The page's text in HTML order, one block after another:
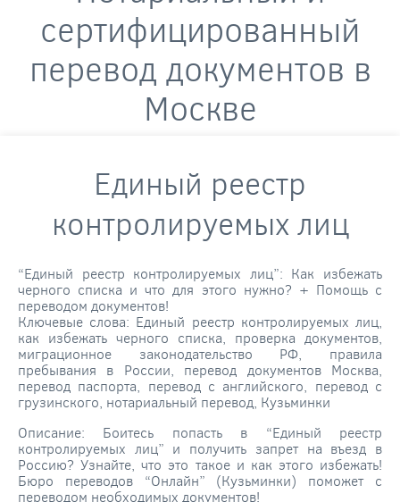
сертифицированный
перевод документов в
Москве
Единый реестр
контролируемых лиц
“Единый реестр контролируемых лиц”: Как избежать
черного списка и что для этого нужно? + Помощь с
переводом документов!
Ключевые слова: Единый реестр контролируемых лиц,
как избежать черного списка, проверка документов,
миграционное законодательство РФ, правила
пребывания в России, перевод документов Москва,
перевод паспорта, перевод с английского, перевод с
грузинского, нотариальный перевод, Кузьминки
Описание: Боитесь попасть в “Единый реестр
контролируемых лиц” и получить запрет на въезд в
Россию? Узнайте, что это такое и как этого избежать!
Бюро переводов “Онлайн” (Кузьминки) поможет с
переводом необходимых документов!